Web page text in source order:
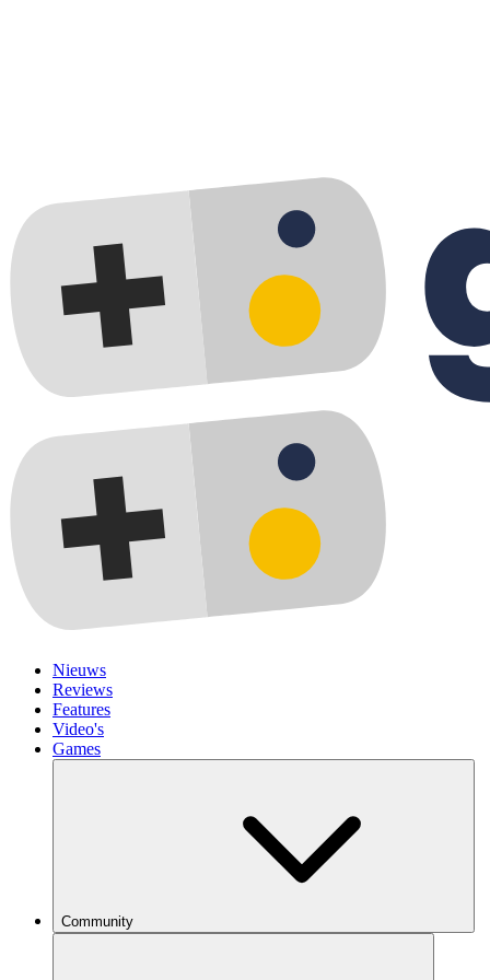
Nieuws
Reviews
Features
Video's
Games
Community